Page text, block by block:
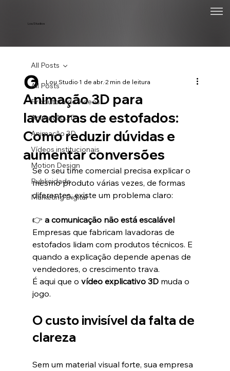
Lou Studios
All Posts
Produtora de vídeos
Animação 2D
Animação 3D
Vídeos institucionais
Motion Design
Publicidade
Marketing Digital
All Posts
Animação 3D para
lavadoras de estofados:
Como reduzir dúvidas e
aumentar conversões
Lou Studio1 de abr.2 min de leitura
Se o seu time comercial precisa explicar o
mesmo produto várias vezes, de formas
diferentes, existe um problema claro:
👉 a comunicação não está escalável
Empresas que fabricam lavadoras de
estofados lidam com produtos técnicos. E
quando a explicação depende apenas de
vendedores, o crescimento trava.
É aqui que o vídeo explicativo 3D muda o
jogo.
O custo invisível da falta de
clareza
Sem um material visual forte, sua empresa